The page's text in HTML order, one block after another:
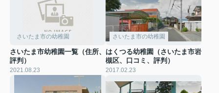
さいたま市の幼稚園
さいたま市幼稚園一覧（住所、
評判）
2021.08.23
さいたま市の幼稚園
はくつる幼稚園（さいたま市岩
槻区、口コミ、評判）
2017.02.23